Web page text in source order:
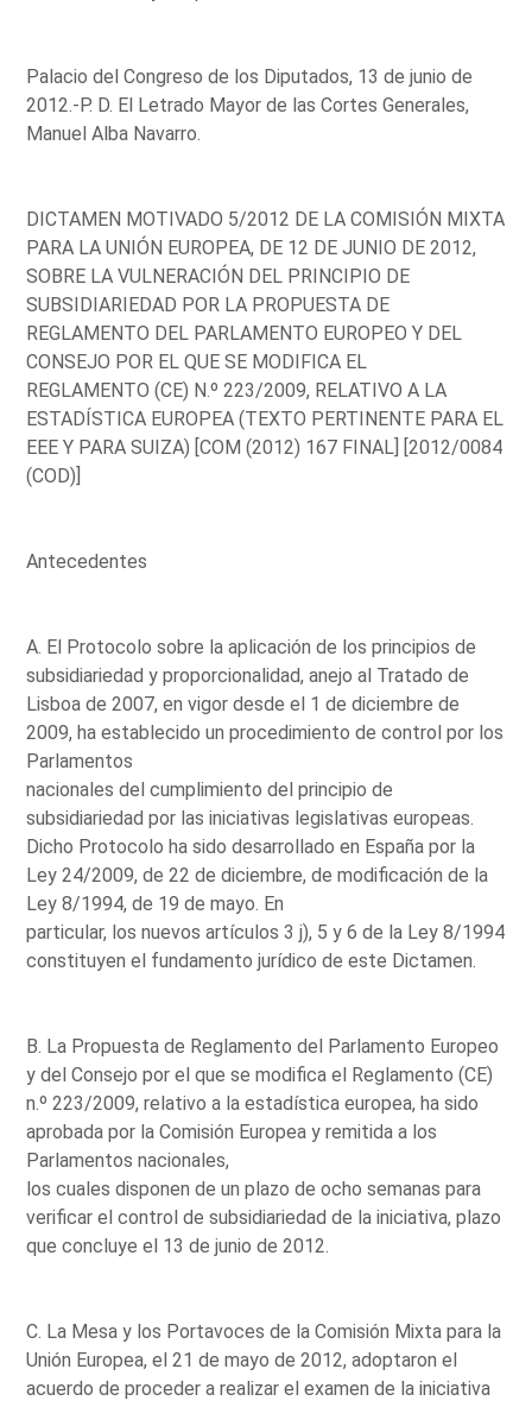
Palacio del Congreso de los Diputados, 13 de junio de
2012.-P. D. El Letrado Mayor de las Cortes Generales,
Manuel Alba Navarro.
DICTAMEN MOTIVADO 5/2012 DE LA COMISIÓN MIXTA
PARA LA UNIÓN EUROPEA, DE 12 DE JUNIO DE 2012,
SOBRE LA VULNERACIÓN DEL PRINCIPIO DE
SUBSIDIARIEDAD POR LA PROPUESTA DE
REGLAMENTO DEL PARLAMENTO EUROPEO Y DEL
CONSEJO POR EL QUE SE MODIFICA EL
REGLAMENTO (CE) N.º 223/2009, RELATIVO A LA
ESTADÍSTICA EUROPEA (TEXTO PERTINENTE PARA EL
EEE Y PARA SUIZA) [COM (2012) 167 FINAL] [2012/0084
(COD)]
Antecedentes
A. El Protocolo sobre la aplicación de los principios de
subsidiariedad y proporcionalidad, anejo al Tratado de
Lisboa de 2007, en vigor desde el 1 de diciembre de
2009, ha establecido un procedimiento de control por los
Parlamentos
nacionales del cumplimiento del principio de
subsidiariedad por las iniciativas legislativas europeas.
Dicho Protocolo ha sido desarrollado en España por la
Ley 24/2009, de 22 de diciembre, de modificación de la
Ley 8/1994, de 19 de mayo. En
particular, los nuevos artículos 3 j), 5 y 6 de la Ley 8/1994
constituyen el fundamento jurídico de este Dictamen.
B. La Propuesta de Reglamento del Parlamento Europeo
y del Consejo por el que se modifica el Reglamento (CE)
n.º 223/2009, relativo a la estadística europea, ha sido
aprobada por la Comisión Europea y remitida a los
Parlamentos nacionales,
los cuales disponen de un plazo de ocho semanas para
verificar el control de subsidiariedad de la iniciativa, plazo
que concluye el 13 de junio de 2012.
C. La Mesa y los Portavoces de la Comisión Mixta para la
Unión Europea, el 21 de mayo de 2012, adoptaron el
acuerdo de proceder a realizar el examen de la iniciativa